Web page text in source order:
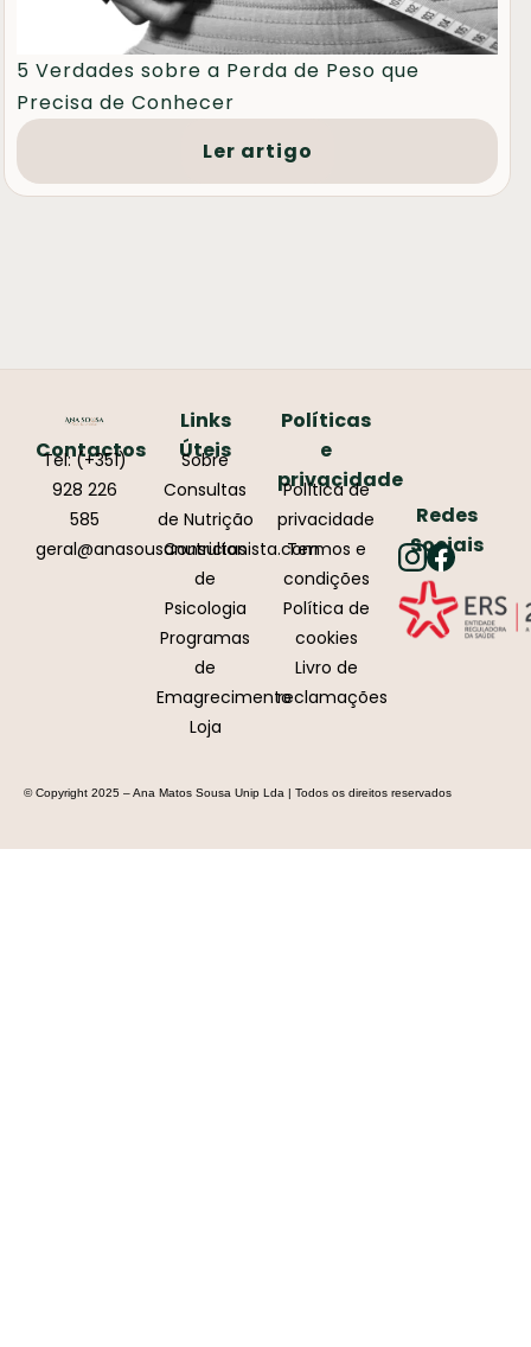
5 Verdades sobre a Perda de Peso que
Precisa de Conhecer
Ler artigo
Contactos
Tel: (+351)
928 226
585
geral@anasousanutricionista.com
Links
Úteis
Sobre
Consultas
de Nutrição
Consultas
de
Psicologia
Programas
de
Emagrecimento
Loja
Políticas
e
privacidade
Política de
privacidade
Termos e
condições
Política de
cookies
Livro de
reclamações
Redes
Sociais
© Copyright 2025 – Ana Matos Sousa Unip Lda | Todos os direitos reservados